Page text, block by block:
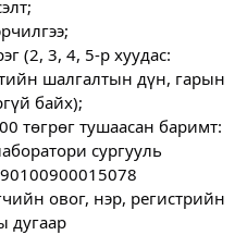
(2, 3, 4, 5-р хуудас:
шалгалтын дүн, гарын
байх);
төгрөг тушаасан баримт:
сургууль
овог, нэр, регистрийн
дугаар